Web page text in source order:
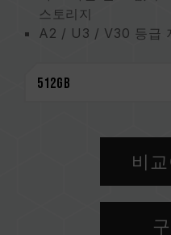
스토리지
A2 / U3 / V30 등급
친환경 잉크로 지구 보
비